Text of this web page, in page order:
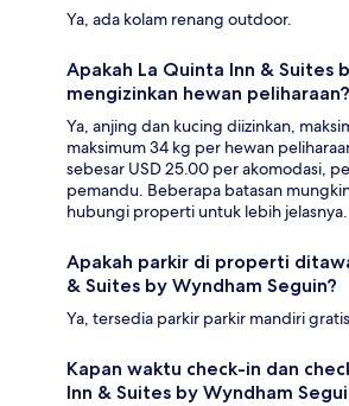
Ya, ada kolam renang outdoor.
Apakah La Quinta Inn & Suites
mengizinkan hewan peliharaan?
Ya, anjing dan kucing diizinkan,
maksimum 34 kg per hewan
sebesar USD 25.00 per akomodasi,
pemandu. Beberapa batasan
hubungi properti untuk lebih jelasnya.
Apakah parkir di properti
& Suites by Wyndham Seguin?
Ya, tersedia parkir parkir mandiri
Kapan waktu check-in dan
Inn & Suites by Wyndham